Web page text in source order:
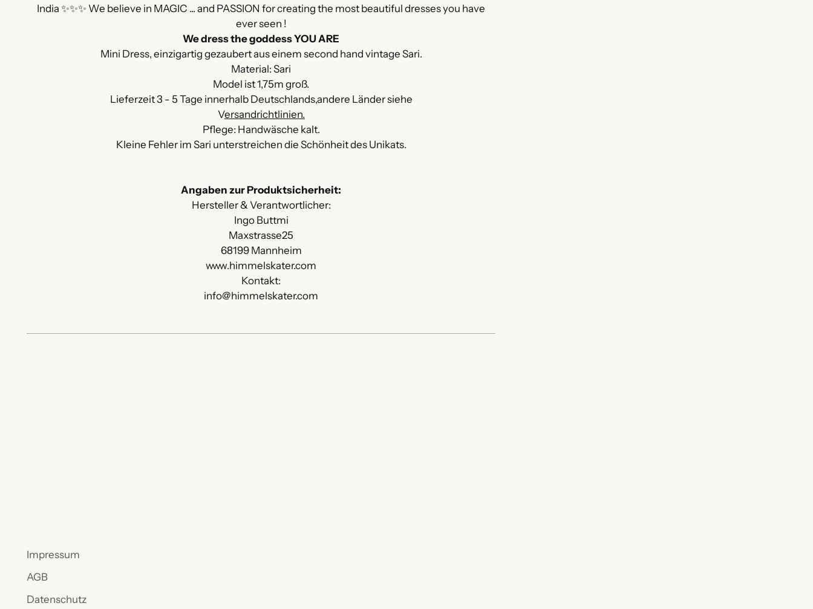
India ✨✨✨ We believe in MAGIC ... and PASSION for creating the most beautiful dresses you have
ever seen !
We dress the goddess YOU ARE
Mini Dress, einzigartig gezaubert aus einem second hand vintage Sari.
Material: Sari
Model ist 1,75m groß.
Lieferzeit 3 - 5 Tage innerhalb Deutschlands,andere Länder siehe
Versandrichtlinien.
Pflege: Handwäsche kalt.
Kleine Fehler im Sari unterstreichen die Schönheit des Unikats.
Angaben zur Produktsicherheit:
Hersteller & Verantwortlicher:
Ingo Buttmi
Maxstrasse25
68199 Mannheim
www.himmelskater.com
Kontakt:
info@himmelskater.com
Impressum
AGB
Datenschutz